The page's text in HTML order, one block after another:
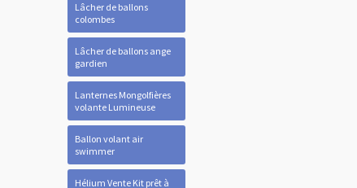
Lâcher de ballons
colombes
Lâcher de ballons ange
gardien
Lanternes Mongolfières
volante Lumineuse
Ballon volant air
swimmer
Hélium Vente Kit prêt à